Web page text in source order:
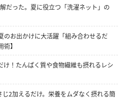
だった。夏に役立つ「洗濯ネット」の
のお出かけに大活躍「組み合わせるだ
】
！たんぱく質や食物繊維も摂れるレシ
2加えるだけ。栄養をムダなく摂れる簡